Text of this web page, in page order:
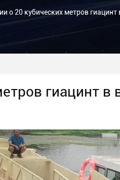
о 20 кубических метров
гиацинт